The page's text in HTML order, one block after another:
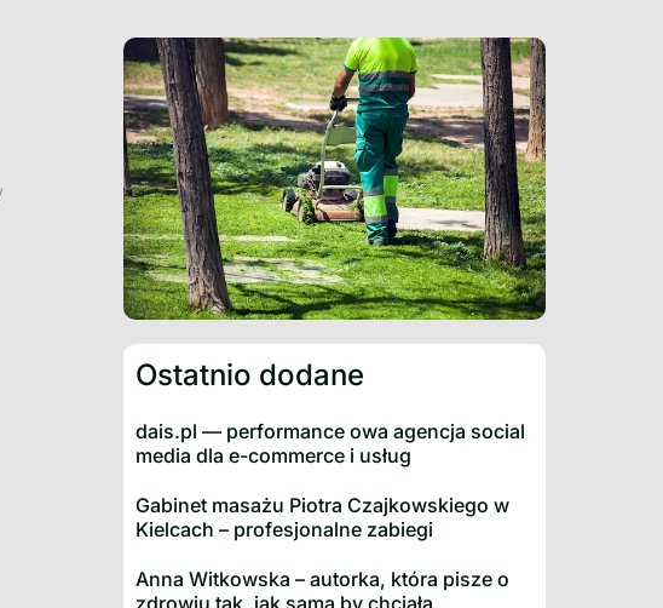
Ostatnio dodane
dais.pl — performance owa agencja social
media dla e-commerce i usług
Gabinet masażu Piotra Czajkowskiego w
Kielcach – profesjonalne zabiegi
Anna Witkowska – autorka, która pisze o
zdrowiu tak, jak sama by chciała